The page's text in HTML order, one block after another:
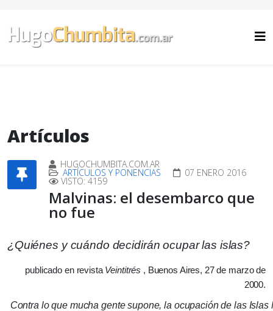
Artículos
HUGOCHUMBITA.COM.AR
ARTÍCULOS Y PONENCIAS 07 ENERO 2016
VISTO: 4159
Malvinas: el desembarco que
no fue
¿Quiénes y cuándo decidirán ocupar las islas?
publicado en revista Veintitrés , Buenos Aires, 27 de marzo de
2000.
Contra lo que mucha gente supone, la ocupación de las Islas